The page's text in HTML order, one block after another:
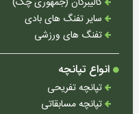
سایر تفنگ های بادی
تفنگ های ورزشی
انواع تپانچه
تپانچه تفریحی
تپانچه مسابقاتی